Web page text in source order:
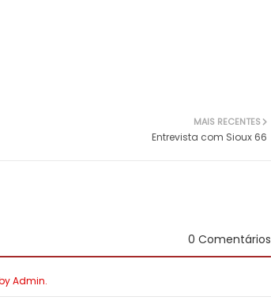
MAIS RECENTES
Entrevista com Sioux 66
0 Comentários
Admin.